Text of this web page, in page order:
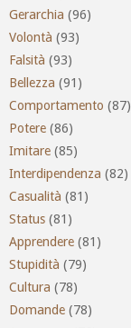
Gerarchia (96)
Volontà (93)
Falsità (93)
Bellezza (91)
Comportamento (87)
Potere (86)
Imitare (85)
Interdipendenza (82)
Casualità (81)
Status (81)
Apprendere (81)
Stupidità (79)
Cultura (78)
Domande (78)